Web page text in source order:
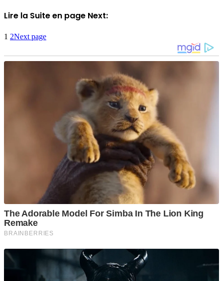
Lire la Suite en page Next:
1 2Next page